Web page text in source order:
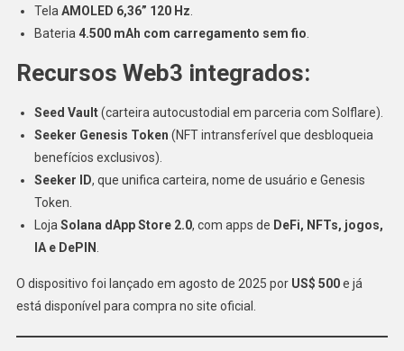
Tela AMOLED 6,36” 120 Hz
Bateria 4.500 mAh com carregamento sem fio
Recursos Web3 integrados:
Seed Vault(carteira autocustodial em parceria com Solflare).
Seeker Genesis Token (NFT intransferível que desbloqueia
benefícios exclusivos).
Seeker ID, que unifica carteira, nome de usuário e Genesis
Token.
Loja Solana dApp Store 2.0, com apps de DeFi, NFTs, jogos,
IA e DePIN
O dispositivo foi lançado em agosto de 2025 por US$ 500e já
está disponível para compra no site oficial.